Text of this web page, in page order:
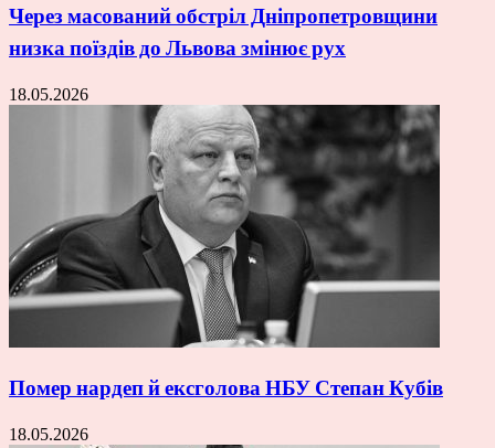
Через масований обстріл Дніпропетровщини
низка поїздів до Львова змінює рух
18.05.2026
Помер нардеп й ексголова НБУ Степан Кубів
18.05.2026